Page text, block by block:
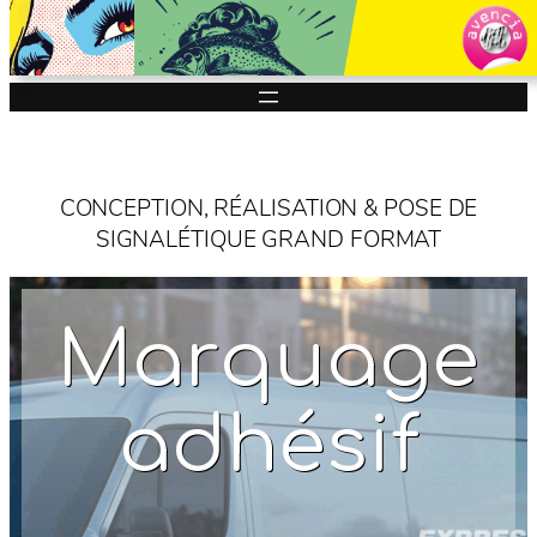
Aller
au
contenu
CONCEPTION, RÉALISATION & POSE DE
SIGNALÉTIQUE GRAND FORMAT
Marquage
adhésif